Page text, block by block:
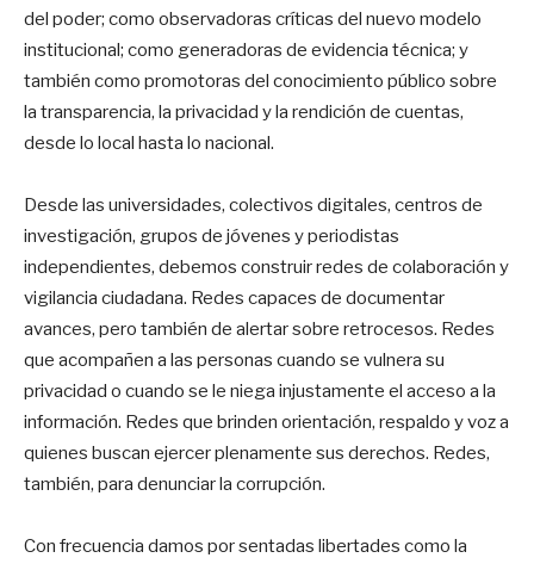
del poder; como observadoras críticas del nuevo modelo
institucional; como generadoras de evidencia técnica; y
también como promotoras del conocimiento público sobre
la transparencia, la privacidad y la rendición de cuentas,
desde lo local hasta lo nacional.
Desde las universidades, colectivos digitales, centros de
investigación, grupos de jóvenes y periodistas
independientes, debemos construir redes de colaboración y
vigilancia ciudadana. Redes capaces de documentar
avances, pero también de alertar sobre retrocesos. Redes
que acompañen a las personas cuando se vulnera su
privacidad o cuando se le niega injustamente el acceso a la
información. Redes que brinden orientación, respaldo y voz a
quienes buscan ejercer plenamente sus derechos. Redes,
también, para denunciar la corrupción.
Con frecuencia damos por sentadas libertades como la